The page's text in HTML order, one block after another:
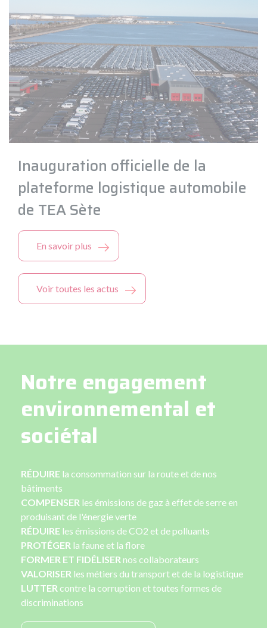
Inauguration officielle de la
plateforme logistique automobile
de TEA Sète
En savoir plus
Voir toutes les actus
Notre engagement
environnemental et
sociétal
RÉDUIRE la consommation sur la route et de nos
bâtiments
COMPENSER les émissions de gaz à effet de serre en
produisant de l'énergie verte
RÉDUIRE les émissions de CO2 et de polluants
PROTÉGER la faune et la flore
FORMER ET FIDÉLISER nos collaborateurs
VALORISER les métiers du transport et de la logistique
LUTTER contre la corruption et toutes formes de
discriminations